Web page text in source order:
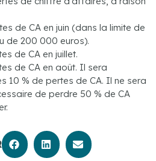
de CA en juin (dans la limite de
de 200 000 euros).
de CA en juillet.
de CA en août. Il sera
10 % de pertes de CA. Il ne sera
de perdre 50 % de CA